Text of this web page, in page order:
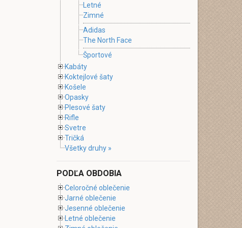
Letné
Zimné
Adidas
The North Face
Športové
Kabáty
Koktejlové šaty
Košele
Opasky
Plesové šaty
Rifle
Svetre
Tričká
Všetky druhy »
PODĽA OBDOBIA
Celoročné oblečenie
Jarné oblečenie
Jesenné oblečenie
Letné oblečenie